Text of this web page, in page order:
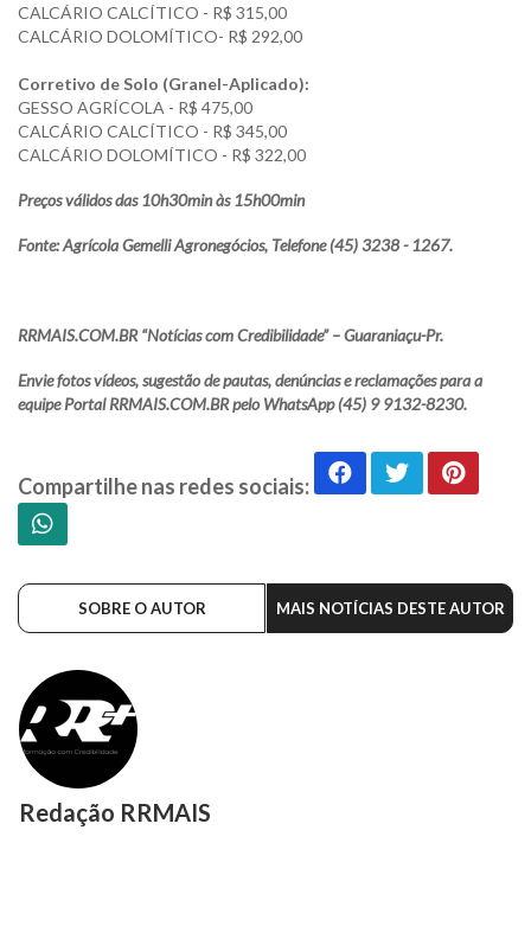
CALCÁRIO CALCÍTICO - R$ 315,00
CALCÁRIO DOLOMÍTICO- R$ 292,00
Corretivo de Solo (Granel-Aplicado):
GESSO AGRÍCOLA - R$ 475,00
CALCÁRIO CALCÍTICO - R$ 345,00
CALCÁRIO DOLOMÍTICO - R$ 322,00
Preços válidos das 10h30min às 15h00min
Fonte: Agrícola Gemelli Agronegócios, Telefone (45) 3238 - 1267.
RRMAIS.COM.BR “Notícias com Credibilidade” – Guaraniaçu-Pr.
Envie fotos vídeos, sugestão de pautas, denúncias e reclamações para a
equipe Portal RRMAIS.COM.BR pelo WhatsApp (45) 9 9132-8230.
Compartilhe nas redes sociais:
SOBRE O AUTOR MAIS NOTÍCIAS DESTE AUTOR
Redação RRMAIS